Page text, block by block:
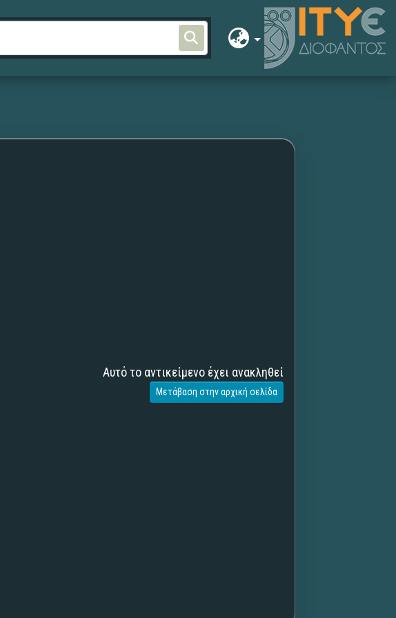
Αυτό το αντικείμενο έχει ανακληθεί
Μετάβαση στην αρχική σελίδα